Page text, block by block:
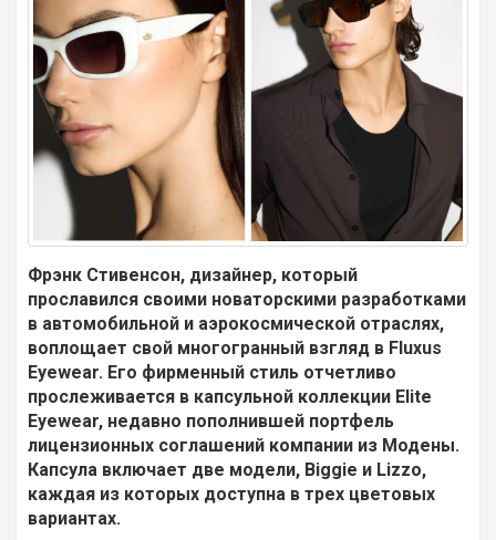
Фрэнк Стивенсон, дизайнер, который
прославился своими новаторскими разработками
в автомобильной и аэрокосмической отраслях,
воплощает свой многогранный взгляд в Fluxus
Eyewear. Его фирменный стиль отчетливо
прослеживается в капсульной коллекции Elite
Eyewear, недавно пополнившей портфель
лицензионных соглашений компании из Модены.
Капсула включает две модели, Biggie и Lizzo,
каждая из которых доступна в трех цветовых
вариантах.